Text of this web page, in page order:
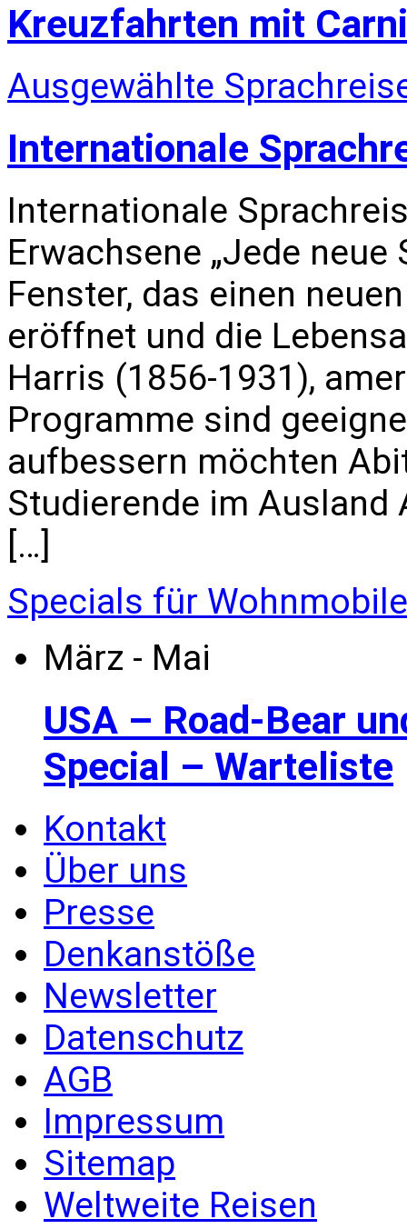
Kreuzfahrten mit
Ausgewählte
Internationale
Internationale
Erwachsene „Jede
Fenster, das einen
eröffnet und die
Harris (1856-1931),
Programme sind
aufbessern möchten
Studierende im
[…]
Specials für Wohnmobile
März - Mai
USA – Road-Bear
Special – Warteliste
Kontakt
Über uns
Presse
Denkanstöße
Newsletter
Datenschutz
AGB
Impressum
Sitemap
Weltweite Reisen